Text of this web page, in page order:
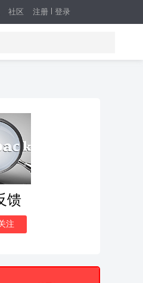
注册 登录
社区
馈
注